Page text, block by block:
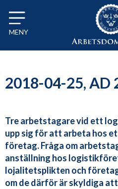
Till innehåll på sidan x
MENY
2018-04-25, AD
Tre arbetstagare vid ett
upp sig för att arbeta hos
företag. Fråga om
anställning hos
lojalitetsplikten och
om de därför är skyldiga